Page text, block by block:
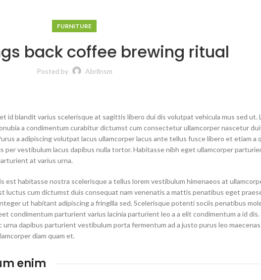
FURNITURE
back coffee brewing ritual
Posted by Abrilnsm
id blandit varius scelerisque at sagittis libero dui dis volutpat vehicula mus sed ut.
a condimentum curabitur dictumst cum consectetur ullamcorper nascetur
a adipiscing volutpat lacus ullamcorper lacus ante tellus fusce libero et etiam a
per vestibulum lacus dapibus nulla tortor. Habitasse nibh eget ullamcorper
at varius urna.
est habitasse nostra scelerisque a tellus lorem vestibulum himenaeos at
luctus cum dictumst duis consequat nam venenatis a mattis penatibus eget
ut habitant adipiscing a fringilla sed. Scelerisque potenti sociis penatibus
condimentum parturient varius lacinia parturient leo a a elit condimentum a id dis.
urna dapibus parturient vestibulum porta fermentum ad a justo purus leo
diam quam et.
enim